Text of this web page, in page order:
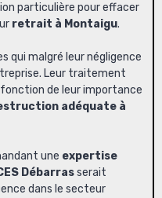
particulière pour effacer
retrait à Montaigu.
qui malgré leur négligence
Leur traitement
de leur importance
adéquate à
une expertise
Débarrasserait
dans le secteur